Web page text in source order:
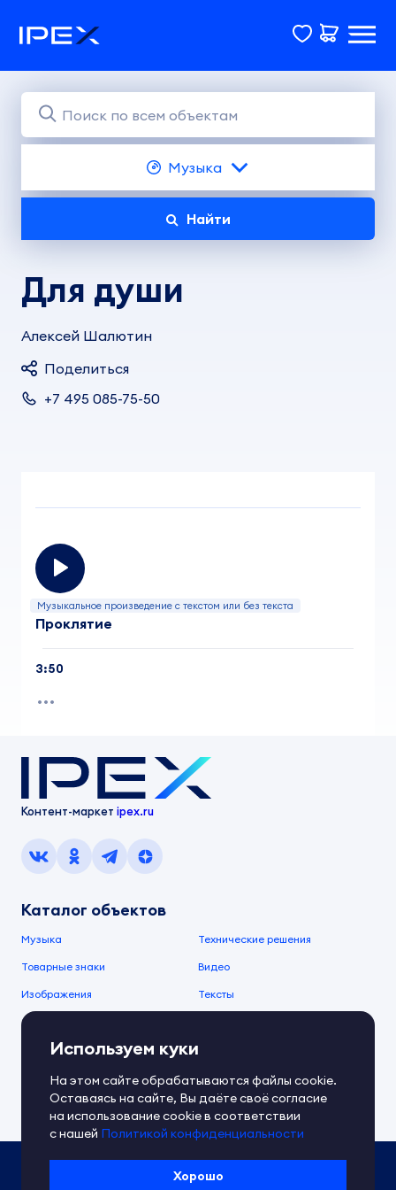
Музыка
Найти
Для души
Алексей Шалютин
Поделиться
+7 495 085-75-50
Музыкальное произведение с текстом или без текста
Проклятие
3:50
Контент-маркет ipex.ru
Каталог объектов
Музыка Технические решения
Товарные знаки Видео
Изображения Тексты
О компании
О сервисе
Документы IPEX Справочный центр
Контакты Обратная связь
Политика IPEX по обработке ПД
Условия использования платформы
Используем куки
На этом сайте обрабатываются файлы cookie.
Оставаясь на сайте, Вы даёте своё согласие
на использование cookie в соответствии
с нашей Политикой конфиденциальности
Хорошо